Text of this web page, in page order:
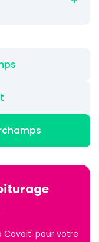
Covoit' pour votre